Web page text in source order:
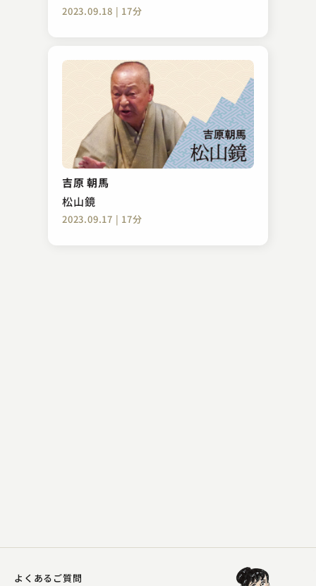
2023.09.18 | 17分
吉原 朝馬
松山鏡
2023.09.17 | 17分
林家 きく麿
歯ンデレラ
2023.06.23 | 14分
よくあるご質問